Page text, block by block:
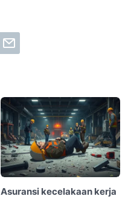
Asuransi kecelakaan kerja